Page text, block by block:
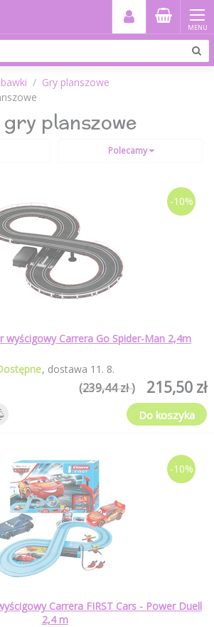
MENU
Gry planszowe
gry planszowe
Polecamy
-10%
wyścigowy Carrera Go Spider-Man 2,4m
dostawa 11 . 8.
215,50 zł
(239,44 zł )
Do koszyka
-10%
Carrera FIRST Cars - Power Duell
2,4 m